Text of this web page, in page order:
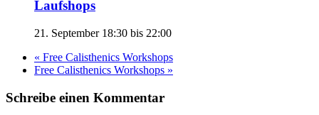
Laufshops
21. September 18:30 bis 22:00
« Free Calisthenics Workshops
Free Calisthenics Workshops »
Schreibe einen Kommentar